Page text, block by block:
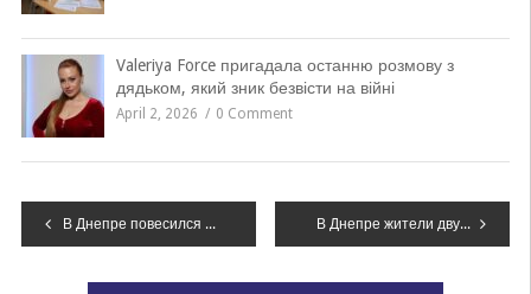
Valeriya Force пригадала останню розмову з
дядьком, який зник безвісти на війні
April 2, 2026 0 Comment
Навігація
В Днепре повесился 19-летний парень, – ФОТО, 18+ В Днепре жители двух районов останутся без света, – АДРЕСА